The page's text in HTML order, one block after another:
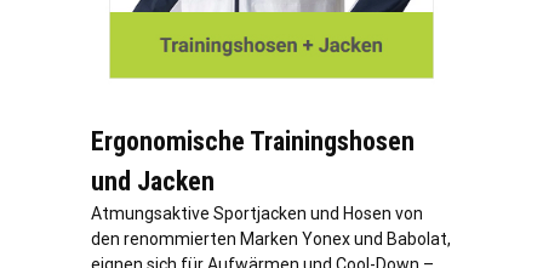
Ergonomische Trainingshosen
und Jacken
Atmungsaktive Sportjacken und Hosen von
den renommierten Marken Yonex und Babolat,